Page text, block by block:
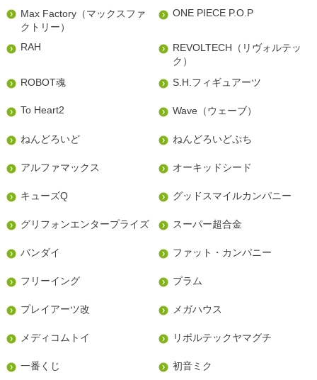
Max Factory（マックスファ
クトリー）
ONE PIECE P.O.P
RAH
REVOLTECH（リヴォルテッ
ク）
ROBOT魂
S.H.フィギュアーツ
To Heart2 Wave（ウェーブ）
ねんどろいど ねんどろいどぷち
アルファマックス オーキッドシード
キューズQ グッドスマイルカンパニー
グリフォンエンタープライズ スーパー超合金
バンダイ ファット・カンパニー
フリーイング プラム
プレイアーツ改 メガハウス
メディコムトイ リボルテックヤマグチ
一番くじ 初音ミク